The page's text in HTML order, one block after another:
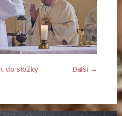
Další →
do složky